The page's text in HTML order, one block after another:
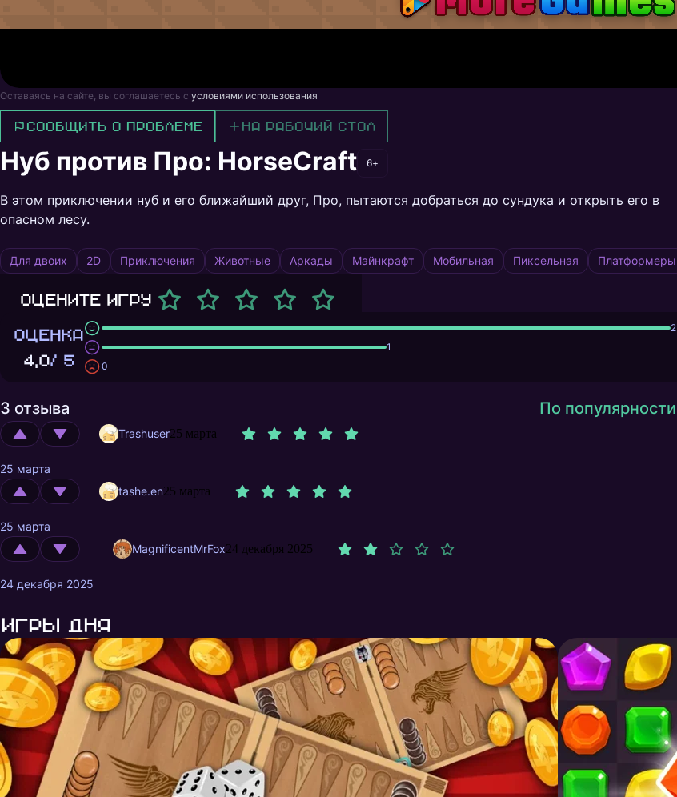
Оставаясь на сайте, вы соглашаетесь с условиями использования
Сообщить о проблеме На рабочий стол
Нуб против Про: HorseCraft 6+
В этом приключении нуб и его ближайший друг, Про, пытаются добраться до сундука и открыть его в
опасном лесу.
Для двоих 2D Приключения Животные Аркады Майнкрафт Мобильная Пиксельная Платформеры
Оцените игру
ОЦЕНКА
4,0/ 5
2
1
0
3 отзыва По популярности
Trashuser25 марта
25 марта
tashe.en25 марта
25 марта
MagnificentMrFox24 декабря 2025
24 декабря 2025
Игры дня